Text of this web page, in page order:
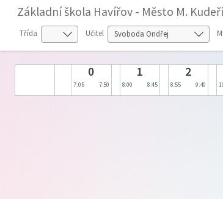
Základní škola Havířov - Město M.
Třída Učitel
0
7:05 7:50
1
8:00 8:45
2
8:55 9:40